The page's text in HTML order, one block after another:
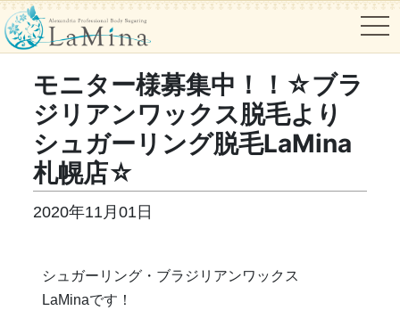
モニター様募集中！！☆ブラ
ジリアンワックス脱毛より
シュガーリング脱毛LaMina
札幌店☆
2020年11月01日
シュガーリング・ブラジリアンワックス
LaMinaです！